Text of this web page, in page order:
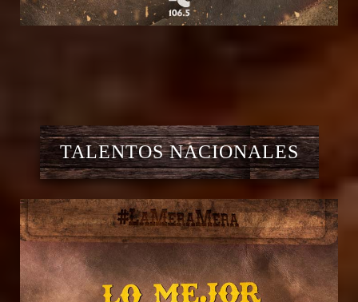
TALENTOS NACIONALES